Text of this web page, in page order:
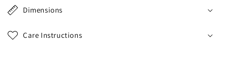
Dimensions
Care Instructions